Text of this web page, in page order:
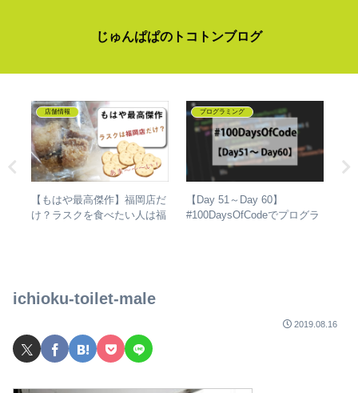
じゅんぱぱのトコトンブログ
店舗情報
【もはや最高傑作】福岡店だ
け？ラスクを食べたい人は福
プログラミング
【Day 51～Day 60】
#100DaysOfCodeでプログラ
ichioku-toilet-male
2019.08.16